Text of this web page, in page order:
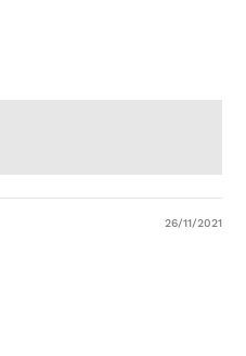
26/11/2021